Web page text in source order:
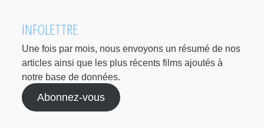
INFOLETTRE
Une fois par mois, nous envoyons un résumé de nos
articles ainsi que les plus récents films ajoutés à
notre base de données.
Abonnez-vous